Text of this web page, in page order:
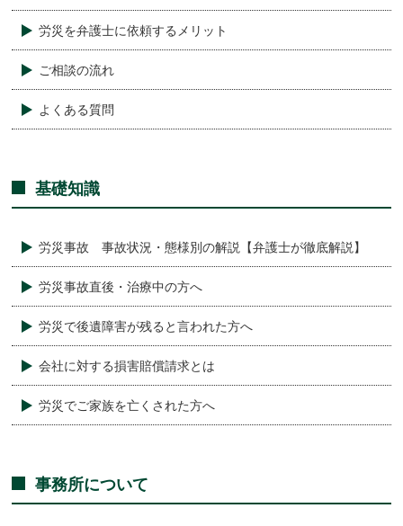
労災を弁護士に依頼するメリット
ご相談の流れ
よくある質問
基礎知識
労災事故 事故状況・態様別の解説【弁護士が徹底解説】
労災事故直後・治療中の方へ
労災で後遺障害が残ると言われた方へ
会社に対する損害賠償請求とは
労災でご家族を亡くされた方へ
事務所について